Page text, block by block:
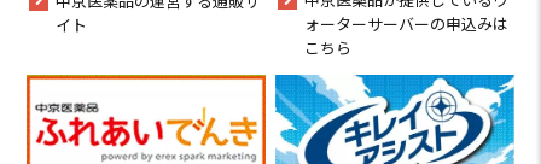
イト
ォーターサーバーの申込みは
こちら